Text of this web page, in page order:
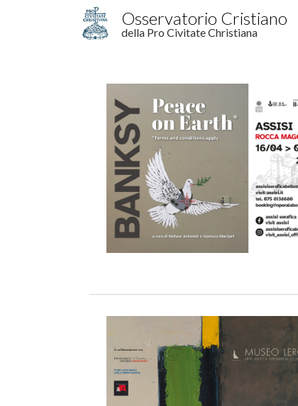
Salta al contenuto principale
Osservatorio Cristiano
della Pro Civitate Christiana